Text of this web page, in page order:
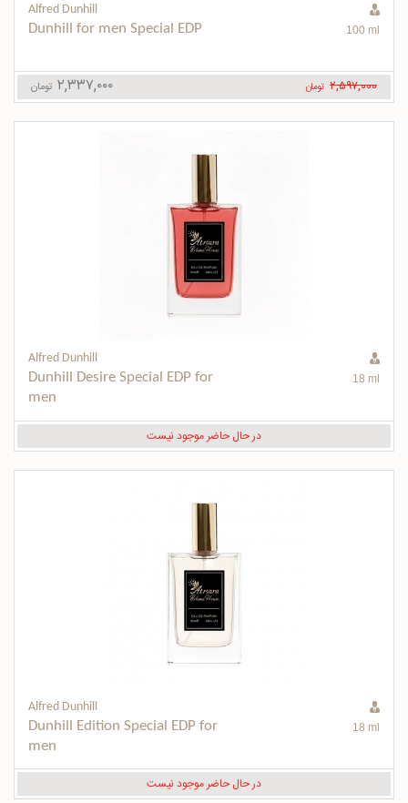
Alfred Dunhill
Dunhill for men Special EDP 100 ml
۲,۳۳۷,۰۰۰ تومان ۲,۵۹۷,۰۰۰ تومان
Alfred Dunhill
Dunhill Desire Special EDP for
men
18 ml
در حال حاضر موجود نیست
Alfred Dunhill
Dunhill Edition Special EDP for
men
18 ml
در حال حاضر موجود نیست